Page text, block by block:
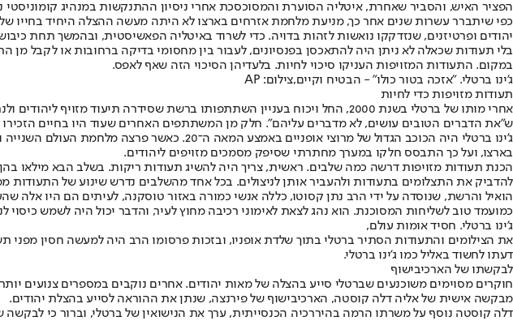
הפציר האיש, והסביר שאחרת, איטליה הסוערת והמסוכסכת אחרי ניסיון ההתנקשות במנהיג
כפי שיתברר עשרות שנים אחר כך, מניעת מלחמת אזרחים בארצו לא היתה מעשה ההצלה היחיד בחייו
יהודים ופרטיזנים, שנזדקקו נואשות לזהות בדויה. כדי לשרוד באיטליה הפאשיסטית, ובהמשך תחת
בלי תעודות שכאלה לא ניתן היה להתאכסן בפנסיונים, לעבור בין מחסומי בדיקה ברחובות או לקבל מן
במקום. התעודות המזויפות העניקו סיכוי לחיות. בלעדיהן הסיכוי הזה שאף לאפס.
ג'ינו ברטלי. "אזכה בטור כולו" - הבטיח וקיים,צילום: AP
תעודות מזויפות כדי לחיות
אחרי מותו של ברטלי בשנת 2000, החל ויכוח בעניין השתתפותו ברשת שסידרה
ש"את הדברים הטובים עושים, לא מדברים עליהם". חלק מן המשתתפים האחרים שעוד היו בחיים הזכירו אותו, אחרים - לא. ההכרעה נפלה בשנת
ג'ינו ברטלי היה הכוכב הגדול של מרוצי אופניים
בארצו, ועל כך התבסס חלקו במערך מחתרתי שסיפק מסמכים מזויפים ליהודים.
הכנת תעודות מזויפות דרשה כמה שלבים. ראשית, צריך היה להשיג תעודות ריקות. בשלב הבא מילאו
להדביק את התצלומים בתעודות ולהעביר אותן לניצולים. בכל אחד מהשלבים נדרש שינוע של
הואיל והרשת, שנוסדה על ידי הרב נתן קסוטו, כללה אנשי כמורה באזור טוסקנה, לעיתים הם היו
כמועמד טוב לשליחות המסוכנת. הוא נהג לצאת לאימוני רכיבה מחוץ לעיר, והדבר יכול היה לשמש כיסוי
ג'ינו ברטלי. חסיד אומות עולם,
את הצילומים והתעודות הסתיר ברטלי בתוך שלדת אופניו, ובזכות פרסומו הרב היה למעשה חסין
דעתו לחשוד באליל כמו ג'ינו ברטלי.
לבקשתו של הארכיבישוף
חוקרים מסוימים משוכנעים שברטלי סייע בהצלה של מאות יהודים. אחרים נוקבים במספרים צנועים
מבקשה אישית של אליה דלה קוסטה, הארכיבישוף של פירנצה, שנתן את ההוראה לסייע בהצלת יהודים.
דלה קוסטה נוסף על משרתו הרמה בהיררכיה הכנסייתית, ערך את הנישואין של ברטלי, וברור כי